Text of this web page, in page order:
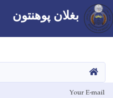
بغلان پوهنتون
کور
E-mail